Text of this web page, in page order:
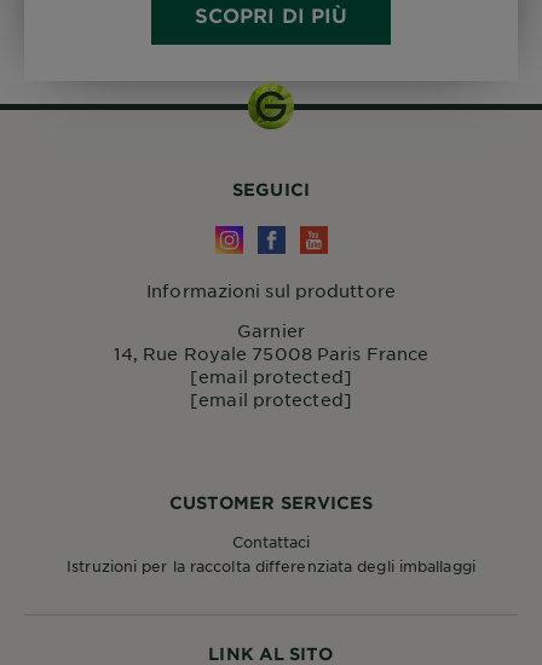
SCOPRI DI PIÙ
LINK AL SITO
CUSTOMER SERVICES
Contattaci
Istruzioni per la raccolta differenziata degli imballaggi
SEGUICI
Informazioni sul produttore
Garnier
14, Rue Royale 75008 Paris France
[email protected]
[email protected]